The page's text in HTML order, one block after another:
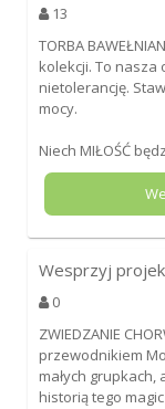
13
TORBA
kolekcji. To nasza
nietolerancję.
mocy.
Niech MIŁOŚĆ
Wesprzyj
0
ZWIEDZANIE
przewodnikiem
małych
historią tego